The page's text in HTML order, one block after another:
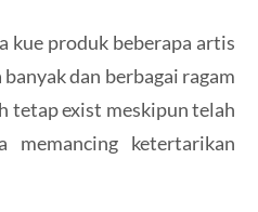
kue produk beberapa artis
dan berbagai ragam
tetap exist meskipun telah
ketertarikan